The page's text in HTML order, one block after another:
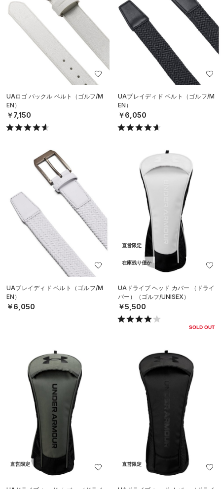
UAロゴ バックル ベルト（ゴルフ/M
EN）
￥7,150
UAブレイディド ベルト（ゴルフ/M
EN）
￥6,050
UAブレイディド ベルト（ゴルフ/M
EN）
￥6,050
直営限定
在庫残り僅か
UAドライブ ヘッド カバー （ドライ
バー）（ゴルフ/UNISEX）
￥5,500
SOLD OUT
直営限定 直営限定